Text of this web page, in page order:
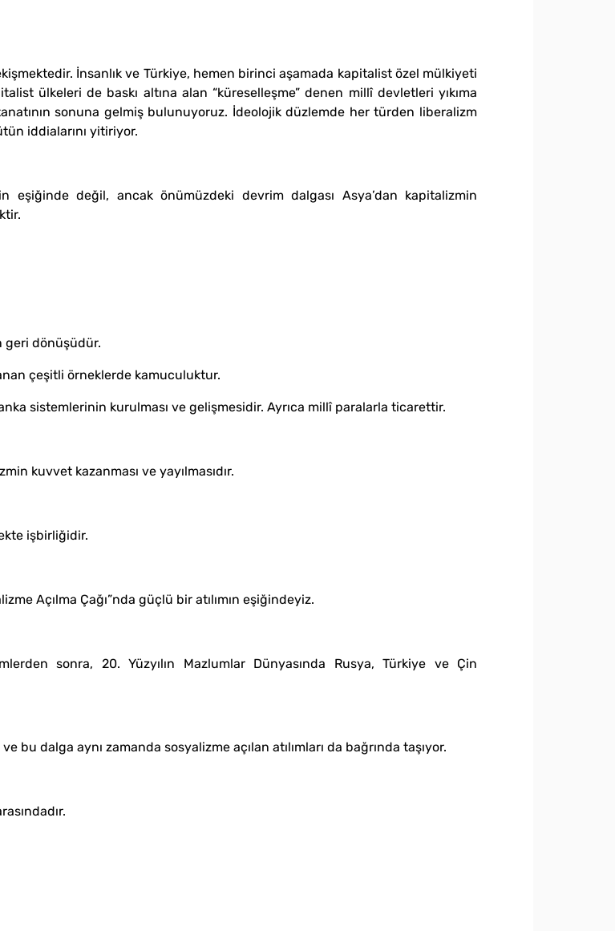
İnsanlık ve Türkiye, hemen birinci aşamada kapitalist özel mülkiyeti
ülkeleri de baskı altına alan “küreselleşme” denen millî devletleri yıkıma
sonuna gelmiş bulunuyoruz. İdeolojik düzlemde her türden liberalizm
iddialarını yitiriyor.
eşiğinde değil, ancak önümüzdeki devrim dalgası Asya’dan kapitalizmin
geri dönüşüdür.
çeşitli örneklerde kamuculuktur.
sistemlerinin kurulması ve gelişmesidir. Ayrıca millî paralarla ticarettir.
kuvvet kazanması ve yayılmasıdır.
işbirliğidir.
Açılma Çağı”nda güçlü bir atılımın eşiğindeyiz.
sonra, 20. Yüzyılın Mazlumlar Dünyasında Rusya, Türkiye ve Çin
dalga aynı zamanda sosyalizme açılan atılımları da bağrında taşıyor.